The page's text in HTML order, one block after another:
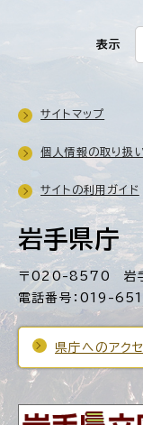
表示
岩手県庁
〒020-8570 岩手
電話番号：019-
県庁へのアク
サイトマップ
個人情報の取り扱
サイトの利用ガイド